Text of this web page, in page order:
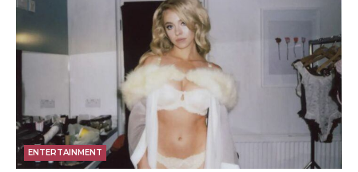
ENTERTAINMENT